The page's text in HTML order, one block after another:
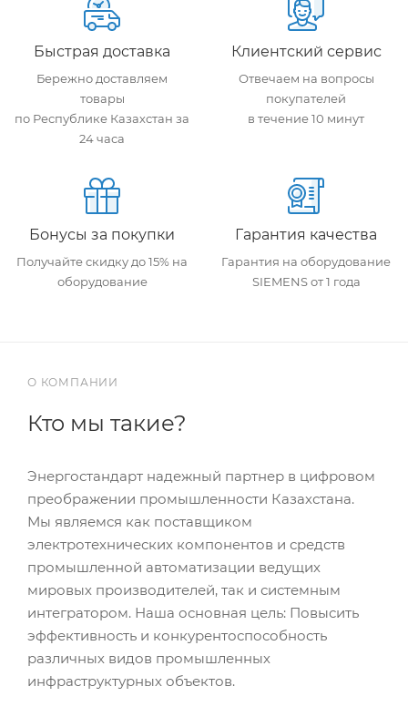
Быстрая доставка
Бережно доставляем
товары
по Республике Казахстан за
24 часа
Клиентский сервис
Отвечаем на вопросы
покупателей
в течение 10 минут
Бонусы за покупки
Получайте скидку до 15% на
оборудование
Гарантия качества
Гарантия на оборудование
SIEMENS от 1 года
О КОМПАНИИ
Кто мы такие?
Энергостандарт надежный партнер в цифровом
преображении промышленности Казахстана.
Мы являемся как поставщиком
электротехнических компонентов и средств
промышленной автоматизации ведущих
мировых производителей, так и системным
интегратором. Наша основная цель: Повысить
эффективность и конкурентоспособность
различных видов промышленных
инфраструктурных объектов.